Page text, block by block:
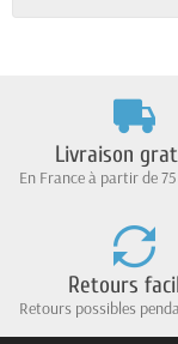
Livraison
En France à partir de
Retours
Retours possibles